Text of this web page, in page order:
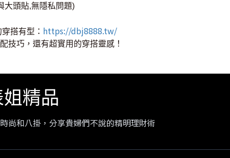
大頭貼,無隱私問題)
搭有型： https://dbj8888.tw/
技巧，還有超實用的穿搭靈感！
精品
尚和八掛，分享貴婦們不說的精明理財術